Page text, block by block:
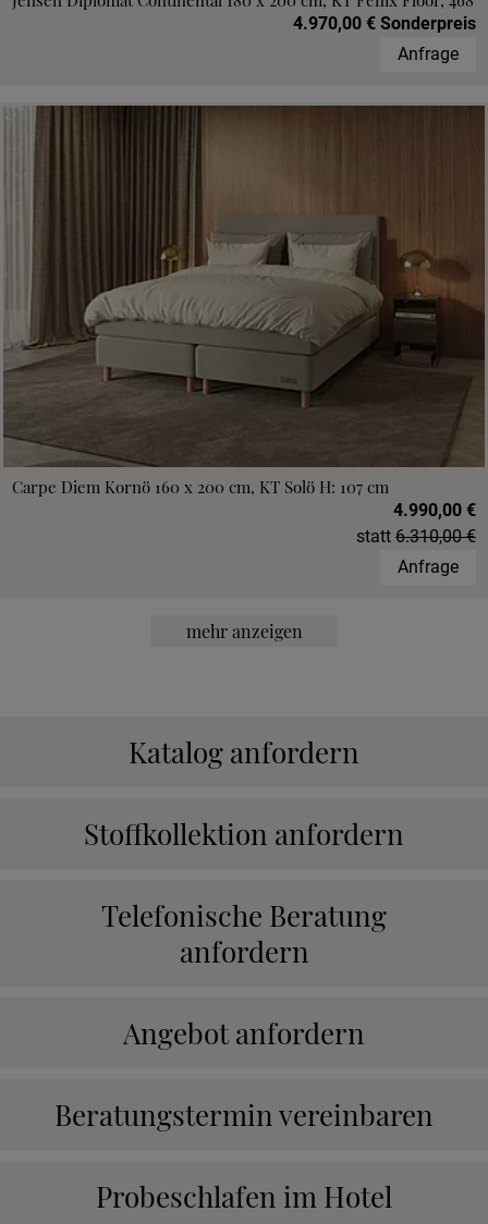
4.970,00 € Sonderpreis
Anfrage
Carpe Diem Kornö 160 x 200 cm, KT Solö H: 107 cm
4.990,00 €
statt 6.310,00 €
Anfrage
mehr anzeigen
Katalog anfordern
Stoffkollektion anfordern
Telefonische Beratung
anfordern
Angebot anfordern
Beratungstermin vereinbaren
Probeschlafen im Hotel